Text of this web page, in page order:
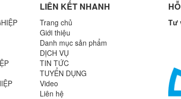
LIÊN KẾT NHANH
Trang chủ
Giới thiệu
Danh mục sản phẩm
DỊCH VỤ
TIN TỨC
TUYỂN DỤNG
Video
Liên hệ
Tư